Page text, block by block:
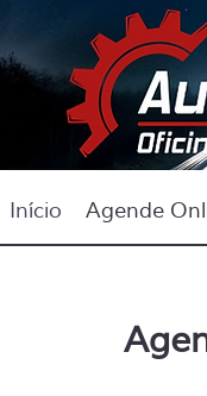
Início Agende